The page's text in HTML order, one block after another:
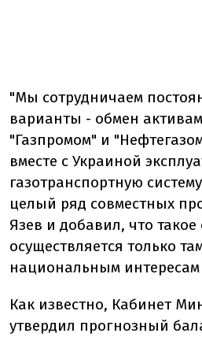
"Мы сотрудничаем
варианты - обмен
"Газпромом" и
вместе с Украиной
газотранспортную
целый ряд совместных
Язев и добавил, что такое
осуществляется только
национальным интересам
Как известно, Кабинет
утвердил прогнозный